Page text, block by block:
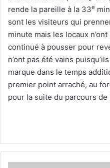
rende la pareille à la 33e
sont les visiteurs qui
minute mais les locaux
continué à pousser pour
n’ont pas été vains
marque dans le temps
premier point arraché, au
pour la suite du parcours de